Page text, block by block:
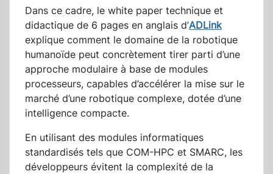
Dans ce cadre, le white paper technique et
didactique de 6 pages en anglais d’ADLink
explique comment le domaine de la robotique
humanoïde peut concrètement tirer parti d’une
approche modulaire à base de modules
processeurs, capables d’accélérer la mise sur le
marché d’une robotique complexe, dotée d’une
intelligence compacte.
En utilisant des modules informatiques
standardisés tels que COM-HPC et SMARC, les
développeurs évitent la complexité de la